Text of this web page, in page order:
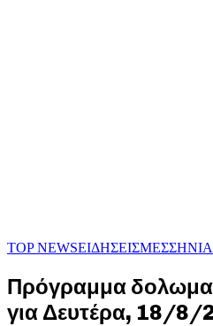
TOP NEWSΕΙΔΗΣΕΙΣΜΕΣΣΗΝΙΑ
Πρόγραμμα
για Δευτέρα, 18/8/